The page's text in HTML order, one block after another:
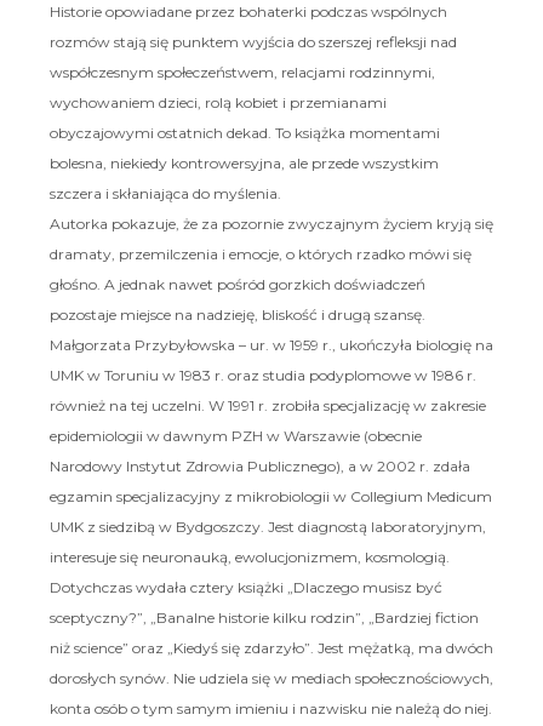
Historie opowiadane przez bohaterki podczas wspólnych
rozmów stają się punktem wyjścia do szerszej refleksji nad
współczesnym społeczeństwem, relacjami rodzinnymi,
wychowaniem dzieci, rolą kobiet i przemianami
obyczajowymi ostatnich dekad. To książka momentami
bolesna, niekiedy kontrowersyjna, ale przede wszystkim
szczera i skłaniająca do myślenia.
Autorka pokazuje, że za pozornie zwyczajnym życiem kryją się
dramaty, przemilczenia i emocje, o których rzadko mówi się
głośno. A jednak nawet pośród gorzkich doświadczeń
pozostaje miejsce na nadzieję, bliskość i drugą szansę.
Małgorzata Przybyłowska – ur. w 1959 r., ukończyła biologię na
UMK w Toruniu w 1983 r. oraz studia podyplomowe w 1986 r.
również na tej uczelni. W 1991 r. zrobiła specjalizację w zakresie
epidemiologii w dawnym PZH w Warszawie (obecnie
Narodowy Instytut Zdrowia Publicznego), a w 2002 r. zdała
egzamin specjalizacyjny z mikrobiologii w Collegium Medicum
UMK z siedzibą w Bydgoszczy. Jest diagnostą laboratoryjnym,
interesuje się neuronauką, ewolucjonizmem, kosmologią.
Dotychczas wydała cztery książki „Dlaczego musisz być
sceptyczny?”, „Banalne historie kilku rodzin”, „Bardziej fiction
niż science” oraz „Kiedyś się zdarzyło”. Jest mężatką, ma dwóch
dorosłych synów. Nie udziela się w mediach społecznościowych,
konta osób o tym samym imieniu i nazwisku nie należą do niej.